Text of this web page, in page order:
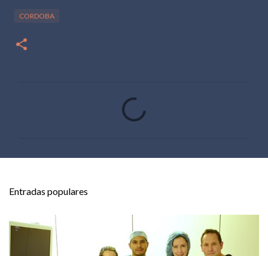
CORDOBA
Entradas populares